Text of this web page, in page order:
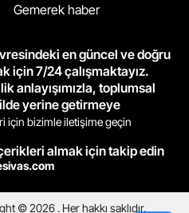
Gemerek haber
en güncel ve doğru
için 7/24 çalışmaktayız.
anlayışımızla, toplumsal
yerine getirmeye
için bizimle iletişime geçin
almak için takip edin
© 2026 . Her hakkı saklıdır.